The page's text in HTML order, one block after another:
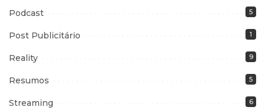
Podcast 5
Post Publicitário 1
Reality 9
Resumos 5
Streaming 6